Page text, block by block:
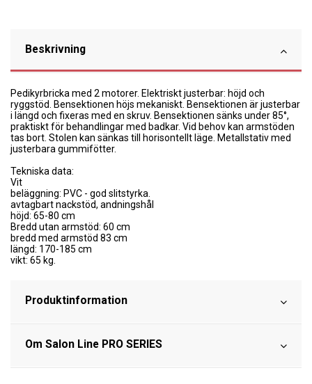
Beskrivning
Pedikyrbricka med 2 motorer. Elektriskt justerbar: höjd och
ryggstöd. Bensektionen höjs mekaniskt. Bensektionen är justerbar
i längd och fixeras med en skruv. Bensektionen sänks under 85°,
praktiskt för behandlingar med badkar. Vid behov kan armstöden
tas bort. Stolen kan sänkas till horisontellt läge. Metallstativ med
justerbara gummifötter.
Tekniska data:
Vit
beläggning: PVC - god slitstyrka.
avtagbart nackstöd, andningshål
höjd: 65-80 cm
Bredd utan armstöd: 60 cm
bredd med armstöd 83 cm
längd: 170-185 cm
vikt: 65 kg.
Produktinformation
Om Salon Line PRO SERIES